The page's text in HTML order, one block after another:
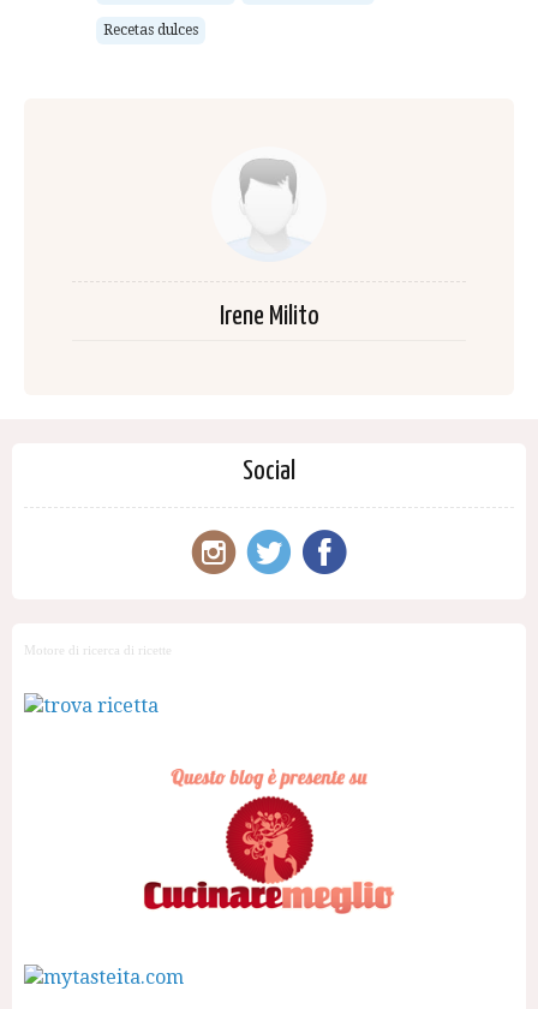
Recetas dulces
Irene Milito
Social
Motore di ricerca di ricette